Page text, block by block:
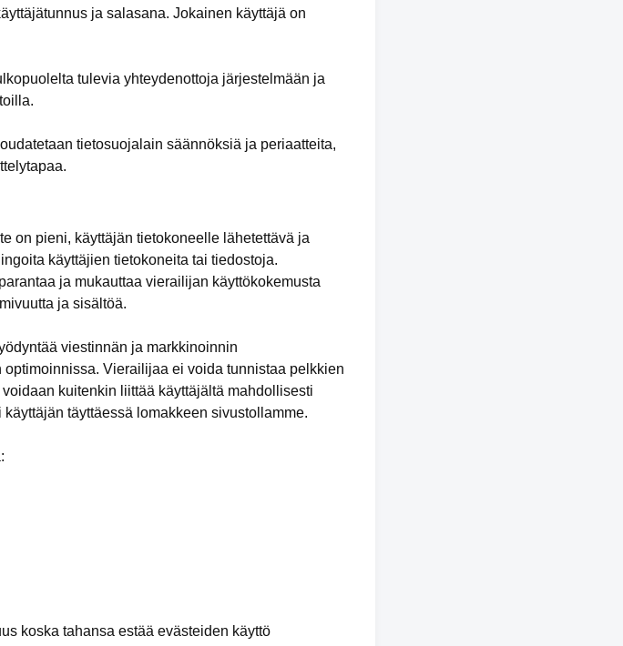
ja salasana. Jokainen käyttäjä on
tulevia yhteydenottoja järjestelmään ja
tietosuojalain säännöksiä ja periaatteita,
on pieni, käyttäjän tietokoneelle lähetettävä ja
käyttäjien tietokoneita tai tiedostoja.
ja mukauttaa vierailijan käyttökokemusta
ja sisältöä.
viestinnän ja markkinoinnin
Vierailijaa ei voida tunnistaa pelkkien
kuitenkin liittää käyttäjältä mahdollisesti
täyttäessä lomakkeen sivustollamme.
koska tahansa estää evästeiden käyttö